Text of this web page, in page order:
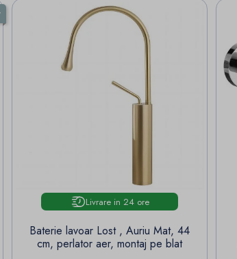
Livrare in 24 ore
Baterie lavoar Lost , Auriu Mat, 44
cm, perlator aer, montaj pe blat